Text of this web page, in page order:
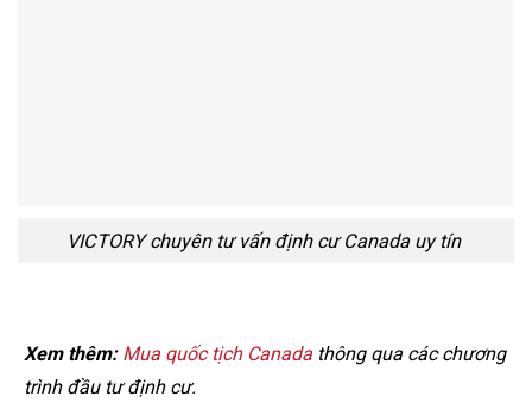
VICTORY chuyên tư vấn định cư Canada uy tín
Xem thêm: Mua quốc tịch Canada thông qua các chương
trình đầu tư định cư.